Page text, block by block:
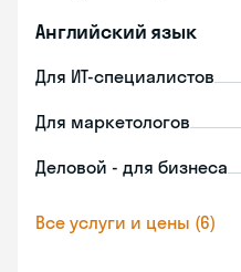
Английский язык
Для ИТ-специалистов
Для маркетологов
Деловой - для бизнеса
Все услуги и цены (6)